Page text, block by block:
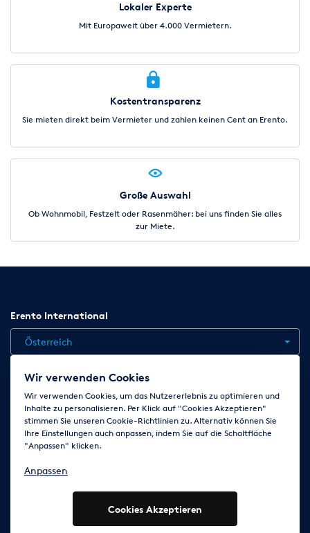
Lokaler Experte
Mit Europaweit über 4.000 Vermietern.
Kostentransparenz
Sie mieten direkt beim Vermieter und zahlen keinen Cent an Erento.
Große Auswahl
Ob Wohnmobil, Festzelt oder Rasenmäher: bei uns finden Sie alles
zur Miete.
Erento International
Österreich
AGB
Impressum Cookie-Einstellungen ändern
Wir verwenden Cookies
Wir verwenden Cookies, um das Nutzererlebnis zu optimieren und
Inhalte zu personalisieren. Per Klick auf "Cookies Akzeptieren"
stimmen Sie unseren Cookie-Richtlinien zu. Alternativ können Sie
Ihre Einstellungen auch anpassen, indem Sie auf die Schaltfläche
"Anpassen" klicken.
Anpassen
Cookies Akzeptieren